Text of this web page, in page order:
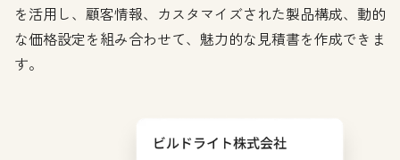
を活用し、顧客情報、カスタマイズされた製品構成、動的
な価格設定を組み合わせて、魅力的な見積書を作成できま
す。